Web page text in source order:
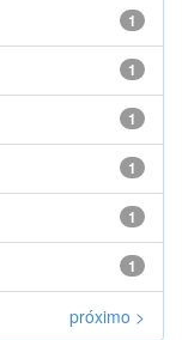
1
1
1
1
1
1
próximo >